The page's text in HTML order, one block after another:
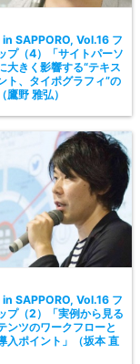
SAPPORO, Vol.16 フ
プ（4）「サイトパーソ
大きく影響する“テキス
ト、タイポグラフィ”の
鷹野 雅弘）
SAPPORO, Vol.16 フ
プ（2）「実例から見る
ンツのワークフローと
入ポイント」（坂本 直